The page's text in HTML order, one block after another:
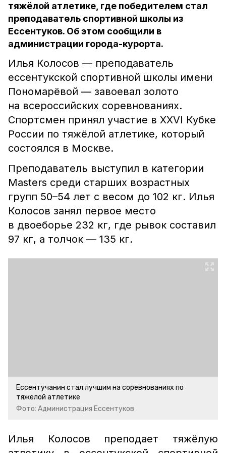
тяжёлой атлетике, где победителем стал
преподаватель спортивной школы из
Ессентуков. Об этом сообщили в
администрации города-курорта.
Илья Колосов — преподаватель
ессентукской спортивной школы имени
Пономарёвой — завоевал золото
на всероссийских соревнованиях.
Спортсмен принял участие в XXVI Кубке
России по тяжёлой атлетике, который
состоялся в Москве.
Преподаватель выступил в категории
Masters среди старших возрастных
групп 50–54 лет с весом до 102 кг. Илья
Колосов занял первое место
в двоеборье 232 кг, где рывок составил
97 кг, а толчок — 135 кг.
Ессентучанин стал лучшим на соревнованиях по
тяжелой атлетике
Фото: Администрация Ессентуков
Илья Колосов преподает тяжёлую